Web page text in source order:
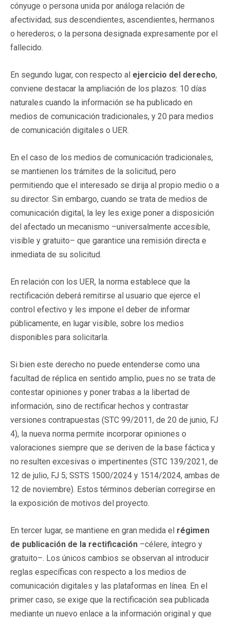
cónyuge o persona unida por análoga relación de
afectividad; sus descendientes, ascendientes, hermanos
o herederos; o la persona designada expresamente por el
fallecido.
En segundo lugar, con respecto al ejercicio del derecho,
conviene destacar la ampliación de los plazos: 10 días
naturales cuando la información se ha publicado en
medios de comunicación tradicionales, y 20 para medios
de comunicación digitales o UER.
En el caso de los medios de comunicación tradicionales,
se mantienen los trámites de la solicitud, pero
permitiendo que el interesado se dirija al propio medio o a
su director. Sin embargo, cuando se trata de medios de
comunicación digital, la ley les exige poner a disposición
del afectado un mecanismo –universalmente accesible,
visible y gratuito– que garantice una remisión directa e
inmediata de su solicitud.
En relación con los UER, la norma establece que la
rectificación deberá remitirse al usuario que ejerce el
control efectivo y les impone el deber de informar
públicamente, en lugar visible, sobre los medios
disponibles para solicitarla.
Si bien este derecho no puede entenderse como una
facultad de réplica en sentido amplio, pues no se trata de
contestar opiniones y poner trabas a la libertad de
información, sino de rectificar hechos y contrastar
versiones contrapuestas (STC 99/2011, de 20 de junio, FJ
4), la nueva norma permite incorporar opiniones o
valoraciones siempre que se deriven de la base fáctica y
no resulten excesivas o impertinentes (STC 139/2021, de
12 de julio, FJ 5; SSTS 1500/2024 y 1514/2024, ambas de
12 de noviembre). Estos términos deberían corregirse en
la exposición de motivos del proyecto.
En tercer lugar, se mantiene en gran medida el régimen
de publicación de la rectificación –célere, íntegro y
gratuito–. Los únicos cambios se observan al introducir
reglas específicas con respecto a los medios de
comunicación digitales y las plataformas en línea. En el
primer caso, se exige que la rectificación sea publicada
mediante un nuevo enlace a la información original y que